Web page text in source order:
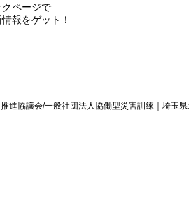
ページで
報をゲット！
進協議会/一般社団法人協働型災害訓練｜埼玉県